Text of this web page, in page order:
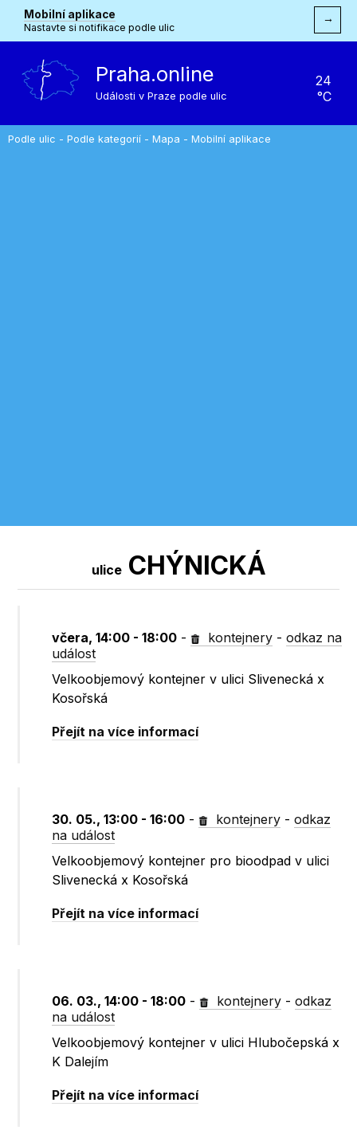
Mobilní aplikace
Nastavte si notifikace podle ulic
→
Praha.online
Události v Praze podle ulic
24
°C
Podle ulic - Podle kategorií - Mapa - Mobilní aplikace
uliceCHÝNICKÁ
včera, 14:00 - 18:00 - kontejnery -odkaz na
událost
Velkoobjemový kontejner v ulici Slivenecká x
Kosořská
Přejít na více informací
30. 05., 13:00 - 16:00 - kontejnery -odkaz
na událost
Velkoobjemový kontejner pro bioodpad v ulici
Slivenecká x Kosořská
Přejít na více informací
06. 03., 14:00 - 18:00 - kontejnery -odkaz
na událost
Velkoobjemový kontejner v ulici Hlubočepská x
K Dalejím
Přejít na více informací